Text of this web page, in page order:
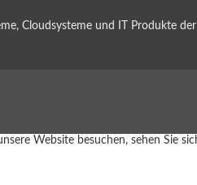
Cloudsysteme und IT Produkte
Website besuchen, sehen Sie